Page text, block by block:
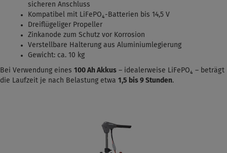
sicheren Anschluss
Kompatibel mit LiFePO₄-Batterien bis 14,5 V
Dreiflügeliger Propeller
Zinkanode zum Schutz vor Korrosion
Verstellbare Halterung aus Aluminiumlegierung
Gewicht: ca. 10 kg
Bei Verwendung eines 100 Ah Akkus – idealerweise LiFePO₄ – beträgt
die Laufzeit je nach Belastung etwa 1,5 bis 9 Stunden.